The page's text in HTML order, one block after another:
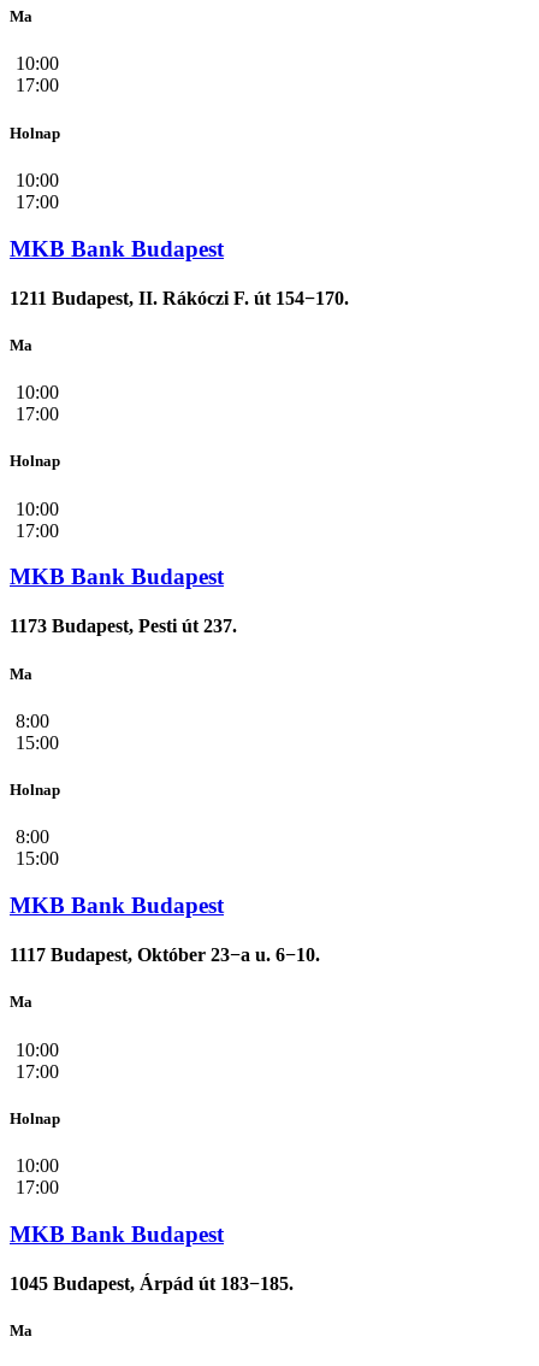
Ma
10:00
17:00
Holnap
10:00
17:00
MKB Bank Budapest
1211 Budapest, II. Rákóczi F. út 154−170.
Ma
10:00
17:00
Holnap
10:00
17:00
MKB Bank Budapest
1173 Budapest, Pesti út 237.
Ma
8:00
15:00
Holnap
8:00
15:00
MKB Bank Budapest
1117 Budapest, Október 23−a u. 6−10.
Ma
10:00
17:00
Holnap
10:00
17:00
MKB Bank Budapest
1045 Budapest, Árpád út 183−185.
Ma